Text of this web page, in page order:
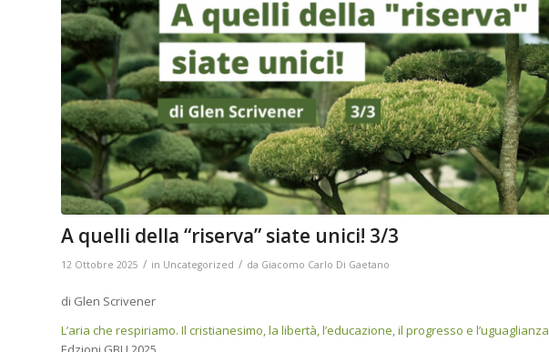
A quelli della “riserva” siate unici! 3/3
12 Ottobre 2025 / in Uncategorized / da Giacomo Carlo Di Gaetano
di Glen Scrivener
L’aria che respiriamo. Il cristianesimo, la libertà, l’educazione, il progresso e l’uguaglianza